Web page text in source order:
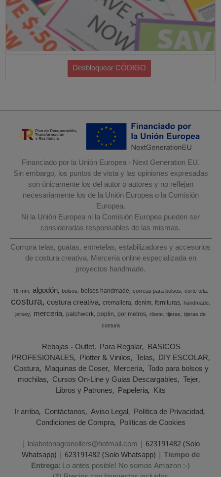
Financiado por la Unión Europea - Next Generation EU.
Sin embargo, los puntos de vista y las opiniones expresadas
son únicamente los del autor o autores y no reflejan
necesariamente los de la Unión Europea o la Comisión
Europea.
Ni la Unión Europea ni la Comisión Europea pueden ser
consideradas responsables de las mismas.
Compra telas, guatas, entretelas, estabilizadores y accesorios
de costura creativa. Mercería online especializada en
proyectos handmade.
18 mm algodón bolsos bolsos handmade correas para bolsos corte tela
costura costura creativa cremallera denim fornituras handmade
jersey merceria patchwork poplin por metros ribete tijeras tijeras de
costura
Rebajas - Outlet Para Regalar BASICOS
PROFESIONALES Plotter & Vinilos Telas DIY ESCOLAR
Costura Maquinas de Coser Mercería Todo para bolsos y
mochilas Cursos On-Line y Guias Descargables Tejer
Libros y Patrones Papeleria Kits
Ir arriba Contáctanos Aviso Legal Política de Privacidad
Condiciones de Compra Políticas de Cookies
| lolabotonagranollers@hotmail.com | 623191482 (Solo
Whatsapp) | 623191482 (Solo Whatsapp) | Tiempo de
Entrega:Lo antes posible! No somos Amazon :-)